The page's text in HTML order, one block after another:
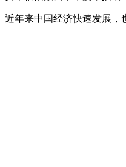
近年来中国经济快速发展，